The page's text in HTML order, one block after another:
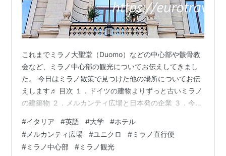
これまでミラノ大聖堂（Duomo）などの中心部や骸骨教
会など、ミラノ中心部の観光についてお伝えしてきまし
た。 今日はミラノ散策で見つけた他の場所についてお伝
えします♬ 目次 １．ドイツの建物よりずっと古いミラノ
の建築物 ２．メルカンティ広場と日本発の企業 ３．今日
英語の由来 １．ドイツの建物よりずっと古いミラノの建
築物 ミラノを歩いていて気づいたのは、ドイツの都市と
の違いです。 ドイツの都市はほとんど第二次世界大戦で
#イタリア #英語 #大学 #ホテル
# メルカンティ広場 #ユニクロ #ミラノ直行便
#ミラノ中心部 #ミラノ観光